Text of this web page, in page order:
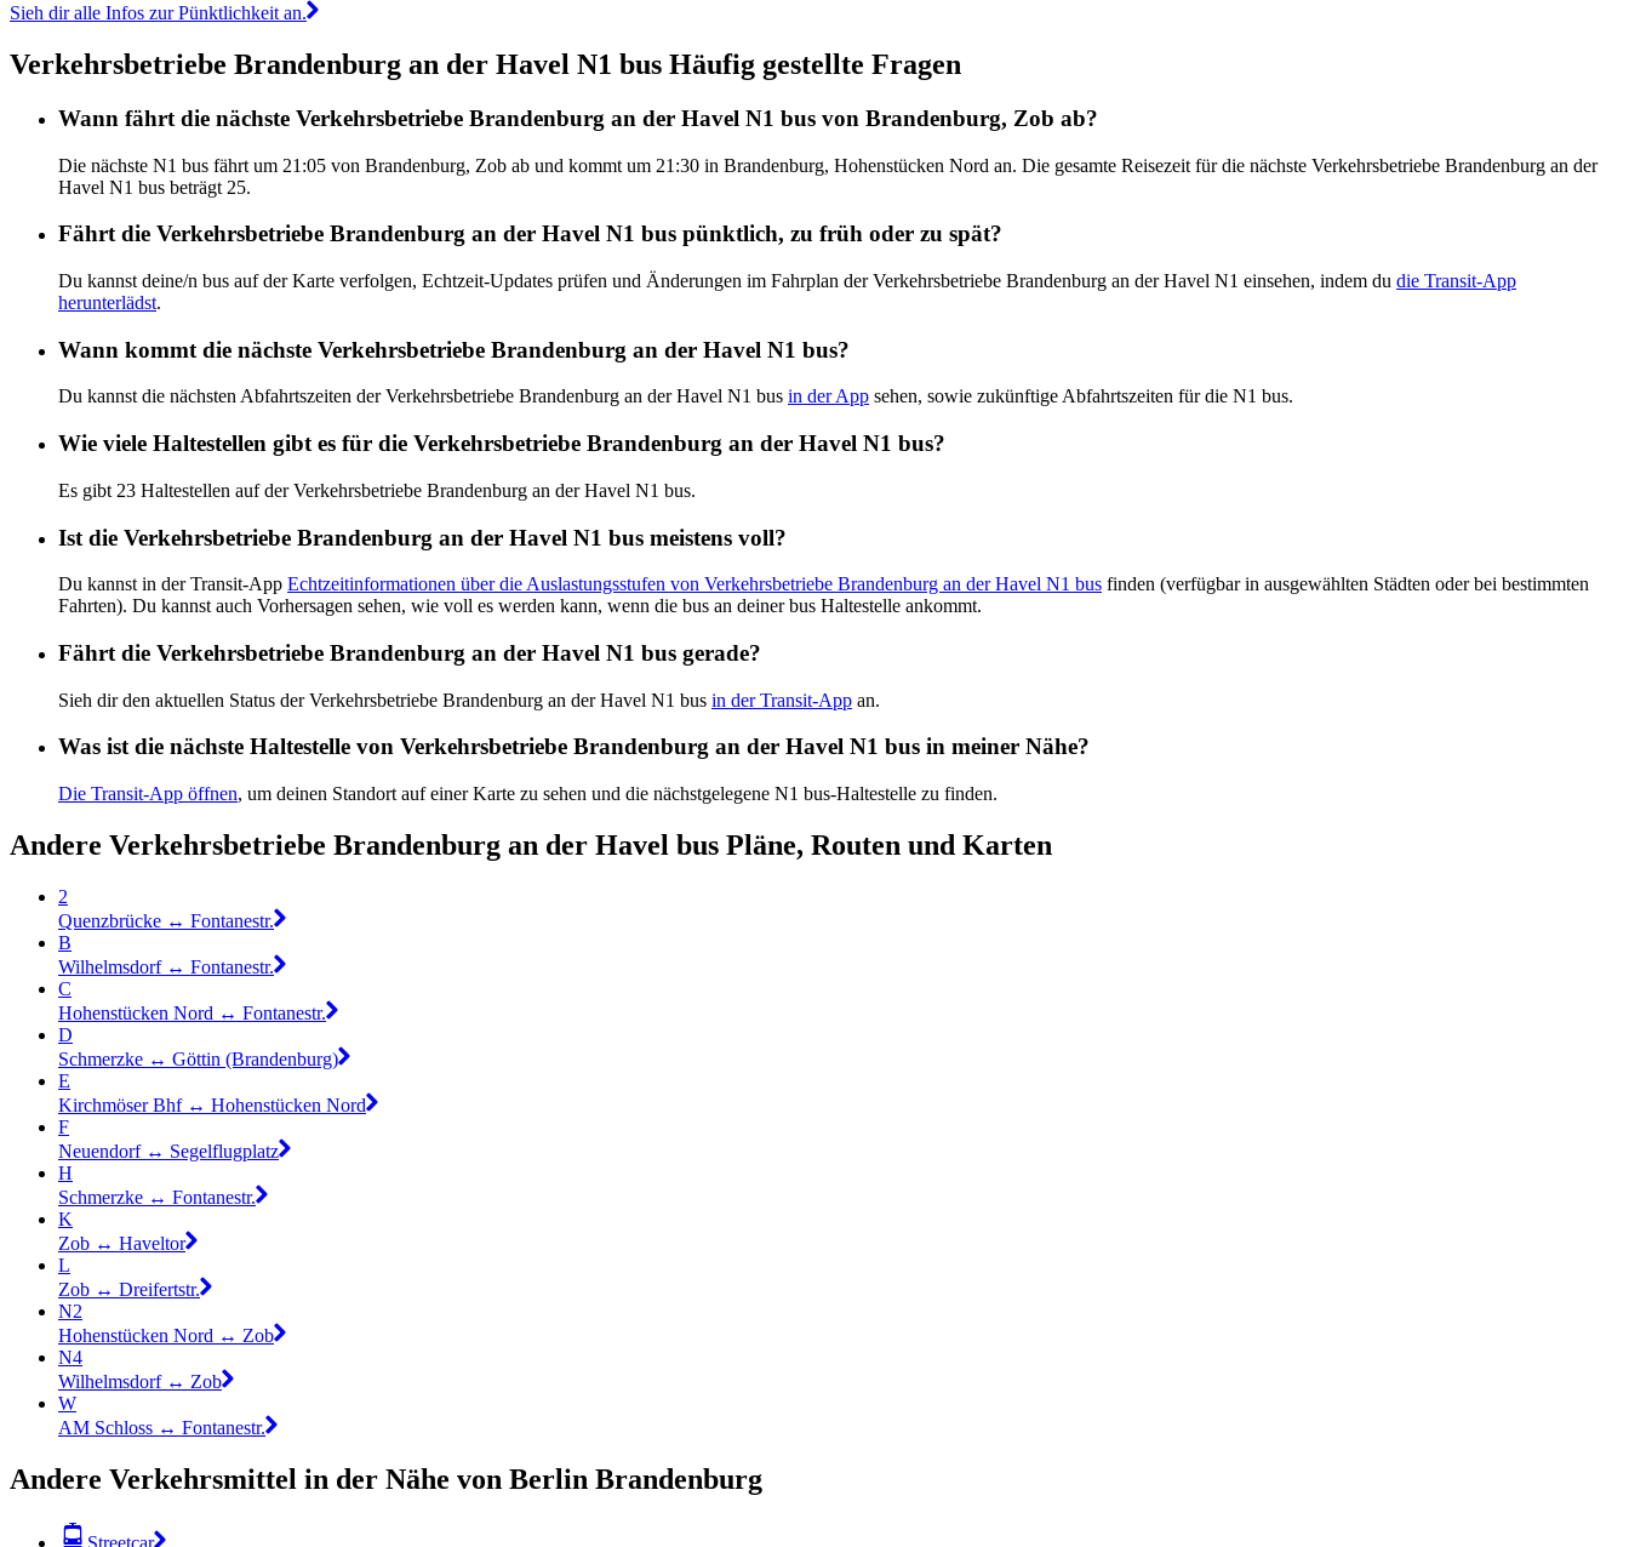
Sieh dir alle Infos zur Pünktlichkeit an.
Verkehrsbetriebe Brandenburg an der Havel N1 bus Häufig gestellte Fragen
Wann fährt die nächste Verkehrsbetriebe Brandenburg an der Havel N1 bus von Brandenburg, Zob ab?
Die nächste N1 bus fährt um 21:05 von Brandenburg, Zob ab und kommt um 21:30 in Brandenburg, Hohenstücken Nord an. Die gesamte Reisezeit für die nächste Verkehrsbetriebe Brandenburg an der
Havel N1 bus beträgt 25.
Fährt die Verkehrsbetriebe Brandenburg an der Havel N1 bus pünktlich, zu früh oder zu spät?
Du kannst deine/n bus auf der Karte verfolgen, Echtzeit-Updates prüfen und Änderungen im Fahrplan der Verkehrsbetriebe Brandenburg an der Havel N1 einsehen, indem du die Transit-App
herunterlädst.
Wann kommt die nächste Verkehrsbetriebe Brandenburg an der Havel N1 bus?
Du kannst die nächsten Abfahrtszeiten der Verkehrsbetriebe Brandenburg an der Havel N1 bus in der App sehen, sowie zukünftige Abfahrtszeiten für die N1 bus.
Wie viele Haltestellen gibt es für die Verkehrsbetriebe Brandenburg an der Havel N1 bus?
Es gibt 23 Haltestellen auf der Verkehrsbetriebe Brandenburg an der Havel N1 bus.
Ist die Verkehrsbetriebe Brandenburg an der Havel N1 bus meistens voll?
Du kannst in der Transit-App Echtzeitinformationen über die Auslastungsstufen von Verkehrsbetriebe Brandenburg an der Havel N1 bus finden (verfügbar in ausgewählten Städten oder bei bestimmten
Fahrten). Du kannst auch Vorhersagen sehen, wie voll es werden kann, wenn die bus an deiner bus Haltestelle ankommt.
Fährt die Verkehrsbetriebe Brandenburg an der Havel N1 bus gerade?
Sieh dir den aktuellen Status der Verkehrsbetriebe Brandenburg an der Havel N1 bus in der Transit-App an.
Was ist die nächste Haltestelle von Verkehrsbetriebe Brandenburg an der Havel N1 bus in meiner Nähe?
Die Transit-App öffnen, um deinen Standort auf einer Karte zu sehen und die nächstgelegene N1 bus-Haltestelle zu finden.
Andere Verkehrsbetriebe Brandenburg an der Havel bus Pläne, Routen und Karten
2
Quenzbrücke ↔︎ Fontanestr.
B
Wilhelmsdorf ↔︎ Fontanestr.
C
Hohenstücken Nord ↔︎ Fontanestr.
D
Schmerzke ↔︎ Göttin (Brandenburg)
E
Kirchmöser Bhf ↔︎ Hohenstücken Nord
F
Neuendorf ↔︎ Segelflugplatz
H
Schmerzke ↔︎ Fontanestr.
K
Zob ↔︎ Haveltor
L
Zob ↔︎ Dreifertstr.
N2
Hohenstücken Nord ↔︎ Zob
N4
Wilhelmsdorf ↔︎ Zob
W
AM Schloss ↔︎ Fontanestr.
Andere Verkehrsmittel in der Nähe von Berlin Brandenburg
Streetcar